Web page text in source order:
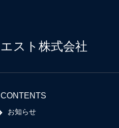
エスト株式会社
CONTENTS
お知らせ